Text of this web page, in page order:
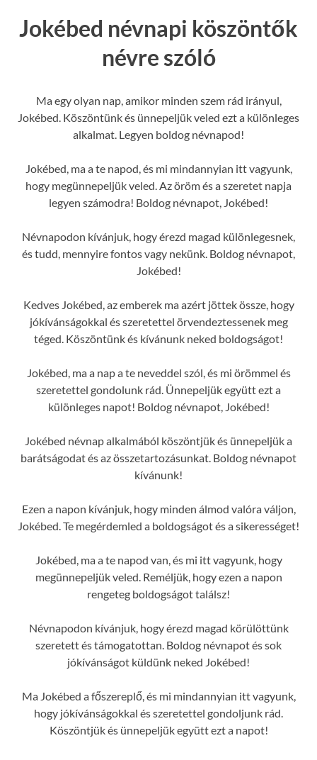
Jokébed névnapi köszöntők
névre szóló
Ma egy olyan nap, amikor minden szem rád irányul,
Jokébed. Köszöntünk és ünnepeljük veled ezt a különleges
alkalmat. Legyen boldog névnapod!
Jokébed, ma a te napod, és mi mindannyian itt vagyunk,
hogy megünnepeljük veled. Az öröm és a szeretet napja
legyen számodra! Boldog névnapot, Jokébed!
Névnapodon kívánjuk, hogy érezd magad különlegesnek,
és tudd, mennyire fontos vagy nekünk. Boldog névnapot,
Jokébed!
Kedves Jokébed, az emberek ma azért jöttek össze, hogy
jókívánságokkal és szeretettel örvendeztessenek meg
téged. Köszöntünk és kívánunk neked boldogságot!
Jokébed, ma a nap a te neveddel szól, és mi örömmel és
szeretettel gondolunk rád. Ünnepeljük együtt ezt a
különleges napot! Boldog névnapot, Jokébed!
Jokébed névnap alkalmából köszöntjük és ünnepeljük a
barátságodat és az összetartozásunkat. Boldog névnapot
kívánunk!
Ezen a napon kívánjuk, hogy minden álmod valóra váljon,
Jokébed. Te megérdemled a boldogságot és a sikerességet!
Jokébed, ma a te napod van, és mi itt vagyunk, hogy
megünnepeljük veled. Reméljük, hogy ezen a napon
rengeteg boldogságot találsz!
Névnapodon kívánjuk, hogy érezd magad körülöttünk
szeretett és támogatottan. Boldog névnapot és sok
jókívánságot küldünk neked Jokébed!
Ma Jokébed a főszereplő, és mi mindannyian itt vagyunk,
hogy jókívánságokkal és szeretettel gondoljunk rád.
Köszöntjük és ünnepeljük együtt ezt a napot!